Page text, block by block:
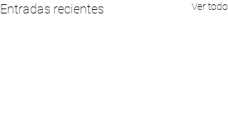
Entradas recientes Ver todo